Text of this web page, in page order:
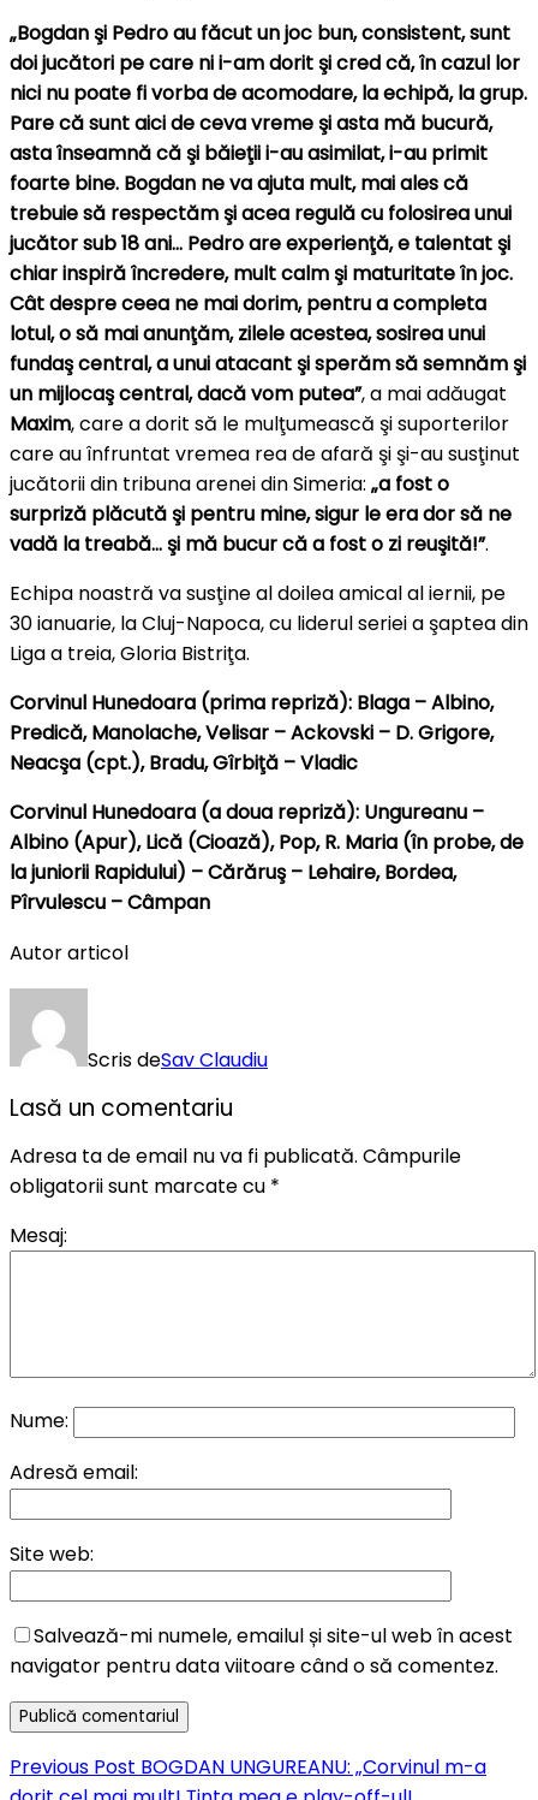
„Bogdan şi Pedro au făcut un joc bun, consistent, sunt
doi jucători pe care ni i-am dorit şi cred că, în cazul lor
nici nu poate fi vorba de acomodare, la echipă, la grup.
Pare că sunt aici de ceva vreme şi asta mă bucură,
asta înseamnă că şi băieţii i-au asimilat, i-au primit
foarte bine. Bogdan ne va ajuta mult, mai ales că
trebuie să respectăm şi acea regulă cu folosirea unui
jucător sub 18 ani… Pedro are experienţă, e talentat şi
chiar inspiră încredere, mult calm şi maturitate în joc.
Cât despre ceea ne mai dorim, pentru a completa
lotul, o să mai anunţăm, zilele acestea, sosirea unui
fundaş central, a unui atacant şi sperăm să semnăm şi
un mijlocaş central, dacă vom putea”, a mai adăugat
Maxim, care a dorit să le mulţumească şi suporterilor
care au înfruntat vremea rea de afară şi şi-au susţinut
jucătorii din tribuna arenei din Simeria: „a fost o
surpriză plăcută şi pentru mine, sigur le era dor să ne
vadă la treabă… şi mă bucur că a fost o zi reuşită!”.
Echipa noastră va susţine al doilea amical al iernii, pe
30 ianuarie, la Cluj-Napoca, cu liderul seriei a şaptea din
Liga a treia, Gloria Bistriţa.
Corvinul Hunedoara (prima repriză): Blaga – Albino,
Predică, Manolache, Velisar – Ackovski – D. Grigore,
Neacşa (cpt.), Bradu, Gîrbiţă – Vladic
Corvinul Hunedoara (a doua repriză): Ungureanu –
Albino (Apur), Lică (Cioază), Pop, R. Maria (în probe, de
la juniorii Rapidului) – Cărăruş – Lehaire, Bordea,
Pîrvulescu – Câmpan
Autor articol
Scris deSav Claudiu
Lasă un comentariu
Adresa ta de email nu va fi publicată. Câmpurile
obligatorii sunt marcate cu *
Mesaj:
Nume:
Adresă email:
Site web:
Salvează-mi numele, emailul și site-ul web în acest
navigator pentru data viitoare când o să comentez.
Navigare
Previous
Previous Post BOGDAN UNGUREANU: „Corvinul m-a